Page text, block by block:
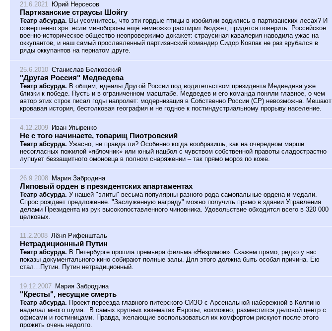
21.6.2021 Юрий Нерсесов
Партизанские страусы Шойгу
Театр абсурда. Вы усомнитесь, что эти гордые птицы в изобилии водились в партизанских лесах? И
совершенно зря: если минобороны ещё немножко расширит бюджет, придётся поверить. Российское
военно-историческое общество неопровержимо докажет: страусиная кавалерия наводила ужас на
оккупантов, и наш самый прославленный партизанский командир Сидор Ковпак не раз врубался в
ряды оккупантов на пернатом друге.
25.6.2010 Станислав Белковский
"Другая Россия" Медведева
Театр абсурда. В общем, идеалы Другой России под водительством президента Медведева уже
близки к победе. Пусть и в ограниченном масштабе. Медведев и его команда поняли главное, о чем
автор этих строк писал годы напролет: модернизация в Собственно России (СР) невозможна. Мешают
кровавая история, бестолковая география и не годное к постиндустриальному прорыву население.
4.12.2009 Иван Упыренко
Не с того начинаете, товарищ Пиотровский
Театр абсурда. Ужасно, не правда ли? Особенно когда вообразишь, как на очередном марше
несогласных пожилой «яблочник» или юный нацбол с чувством собственной правоты сладострастно
лупцует беззащитного омоновца в полном снаряжении – так прямо мороз по коже.
26.9.2008 Мария Забродина
Липовый орден в президентских апартаментах
Театр абсурда. У нашей "элиты" весьма популярны разного рода самопальные ордена и медали.
Спрос рождает предложение. "Заслуженную награду" можно получить прямо в здании Управления
делами Президента из рук высокопоставленного чиновника. Удовольствие обходится всего в 320 000
целковых.
11.2.2008 Лёня Рифеншталь
Нетрадиционный Путин
Театр абсурда. В Петербурге прошла премьера фильма «Незримое». Скажем прямо, редко у нас
показы документального кино собирают полные залы. Для этого должна быть особая причина. Ею
стал…Путин. Путин нетрадиционный.
19.12.2007 Мария Забродина
"Кресты", несущие смерть
Театр абсурда. Проект переезда главного питерского СИЗО с Арсенальной набережной в Колпино
наделал много шума. В самых крупных казематах Европы, возможно, разместится деловой центр с
офисами и гостиницами. Правда, желающие воспользоваться их комфортом рискуют после этого
прожить очень недолго.